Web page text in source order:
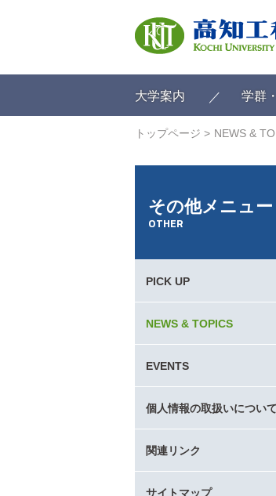
で
大学案内 学群
トップページ NEWS &
その他メニュー
OTHER
PICK UP
NEWS & TOPICS
EVENTS
個人情報の取扱いについて
関連リンク
サイトマップ